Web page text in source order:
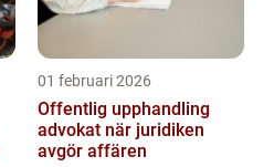
01 februari 2026
Offentlig upphandling
advokat när juridiken
avgör affären